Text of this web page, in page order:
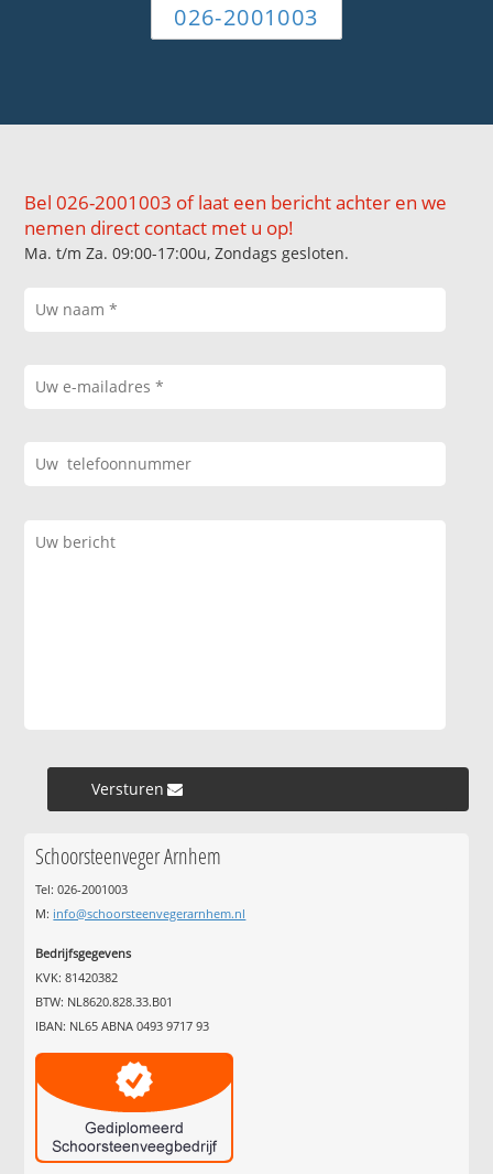
026-2001003
Bel 026-2001003 of laat een bericht achter en we
nemen direct contact met u op!
Ma. t/m Za. 09:00-17:00u, Zondags gesloten.
Versturen »
Schoorsteenveger Arnhem
Tel: 026-2001003
M: info@schoorsteenvegerarnhem.nl
Bedrijfsgegevens
KVK: 81420382
BTW: NL8620.828.33.B01
IBAN: NL65 ABNA 0493 9717 93